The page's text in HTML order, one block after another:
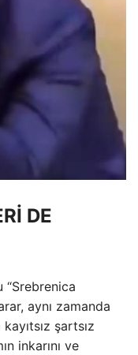
DE
“Srebrenica
aynı zamanda
kayıtsız şartsız
inkarını ve